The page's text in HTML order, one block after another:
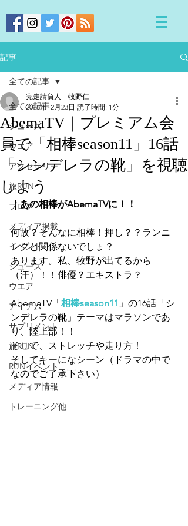
記事
全ての記事
シューズ
ウエア
アクセサリー
旅RUN
ブログ
メディア掲載
イベント
シューズ
ウエア
アイテム
サプリメント
旅RUN
RUNイベント
メディア情報
トレーニング他
全ての記事
AbemaTV｜プレミアム会
員で「相棒season11」16話
「シンデレラの靴」を視聴
しよう
完走請負人 牧野仁
2018年12月23日 読了時間: 1分
｜あの相棒がAbemaTVに！！
何故？そんなに相棒！押し？？ランニ
ングと関係ないでしょ？
あります。私、牧野が出てるから
（汗）！！俳優？エキストラ？
AbemaTV「相棒season11 」の16話「シ
ンデレラの靴」テーマはマラソンであ
り、陸上部！！
そこで、ストレッチや走り方！
そしてキーになシーン（ドラマの中で
なのでご了承下さい）